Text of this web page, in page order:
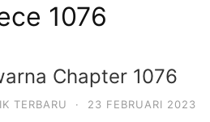
1076
Chapter 1076
TERBARU · 23 FEBRUARI 2023